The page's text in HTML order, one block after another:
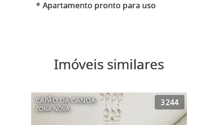
Imóveis similares
CAPÃO DA CANOA
ZONA NOVA
3244